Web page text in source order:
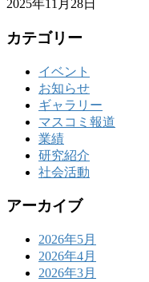
2025年11月28日
カテゴリー
イベント
お知らせ
ギャラリー
マスコミ報道
業績
研究紹介
社会活動
アーカイブ
2026年5月
2026年4月
2026年3月